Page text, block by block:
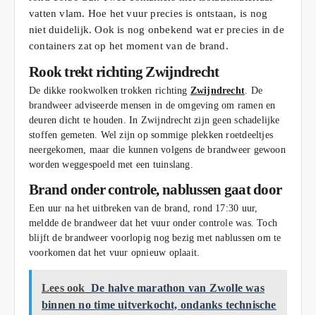
vatten vlam. Hoe het vuur precies is ontstaan, is nog
niet duidelijk. Ook is nog onbekend wat er precies in de
containers zat op het moment van de brand.
Rook trekt richting Zwijndrecht
De dikke rookwolken trokken richting Zwijndrecht. De
brandweer adviseerde mensen in de omgeving om ramen en
deuren dicht te houden. In Zwijndrecht zijn geen schadelijke
stoffen gemeten. Wel zijn op sommige plekken roetdeeltjes
neergekomen, maar die kunnen volgens de brandweer gewoon
worden weggespoeld met een tuinslang.
Brand onder controle, nablussen gaat door
Een uur na het uitbreken van de brand, rond 17:30 uur,
meldde de brandweer dat het vuur onder controle was. Toch
blijft de brandweer voorlopig nog bezig met nablussen om te
voorkomen dat het vuur opnieuw oplaait.
Lees ook De halve marathon van Zwolle was
binnen no time uitverkocht, ondanks technische